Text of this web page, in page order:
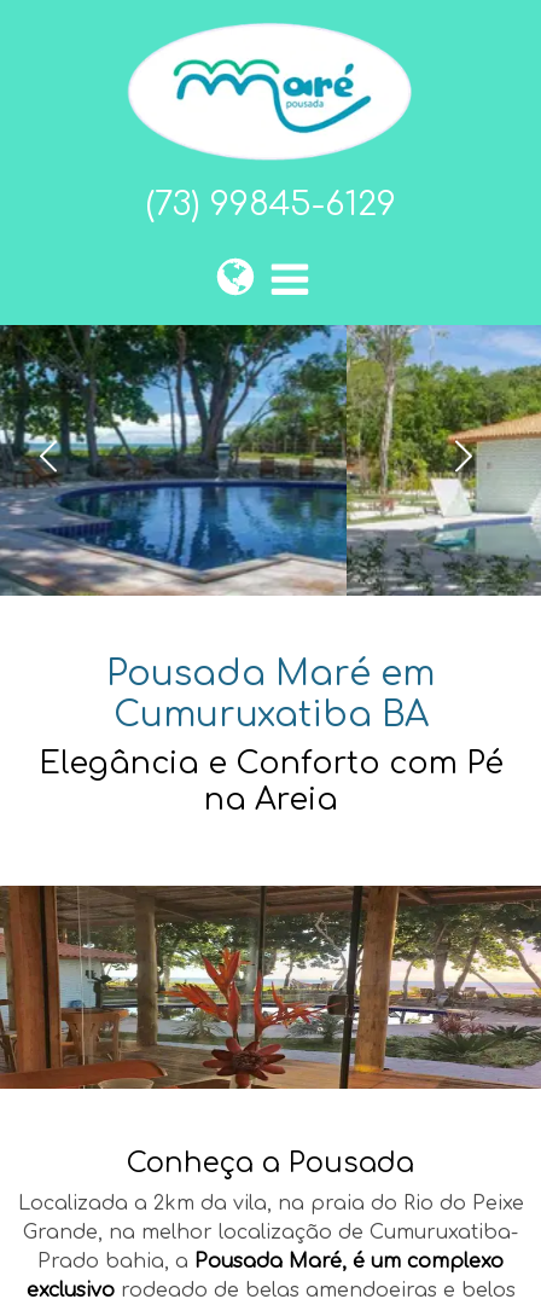
(73) 99845-6129
Pousada Maré em
Cumuruxatiba BA
Elegância e Conforto com Pé
na Areia
Conheça a Pousada
Localizada a 2km da vila, na praia do Rio do Peixe
Grande, na melhor localização de Cumuruxatiba-
Prado bahia, a Pousada Maré, é um complexo
exclusivorodeado de belas amendoeiras e belos